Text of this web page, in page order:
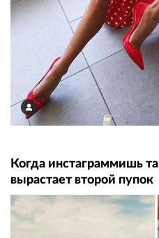
Когда инстаграммишь
вырастает второй пупок